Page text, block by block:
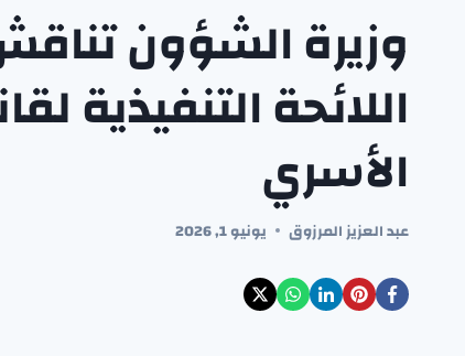
وزيرة الشؤون
اللائحة التنفيذية
الأسري
عبد العزيز المرزوق يونيو 1, 2026